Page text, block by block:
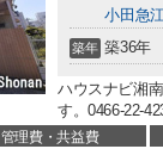
小田急
築年 築36年
ハウスナビ湘
す。0466-22-
管理費・共益費